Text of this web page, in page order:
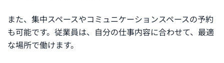
また、集中スペースやコミュニケーションスペースの予約
も可能です。従業員は、自分の仕事内容に合わせて、最適
な場所で働けます。